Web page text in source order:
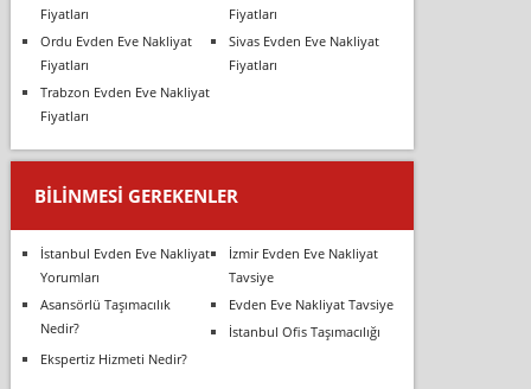
Fiyatları
Fiyatları
Ordu Evden Eve Nakliyat
Fiyatları
Sivas Evden Eve Nakliyat
Fiyatları
Trabzon Evden Eve Nakliyat
Fiyatları
BILINMESI GEREKENLER
İstanbul Evden Eve Nakliyat
Yorumları
İzmir Evden Eve Nakliyat
Tavsiye
Asansörlü Taşımacılık
Nedir?
Evden Eve Nakliyat Tavsiye
İstanbul Ofis Taşımacılığı
Ekspertiz Hizmeti Nedir?